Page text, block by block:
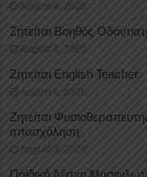
August 4, 2026
Ζητείται Βοηθός
August 4, 2026
Ζητείται English Teacher
August 4, 2026
Ζητείται
απασχόληση
August 3, 2026
Παιδική Λέσχη